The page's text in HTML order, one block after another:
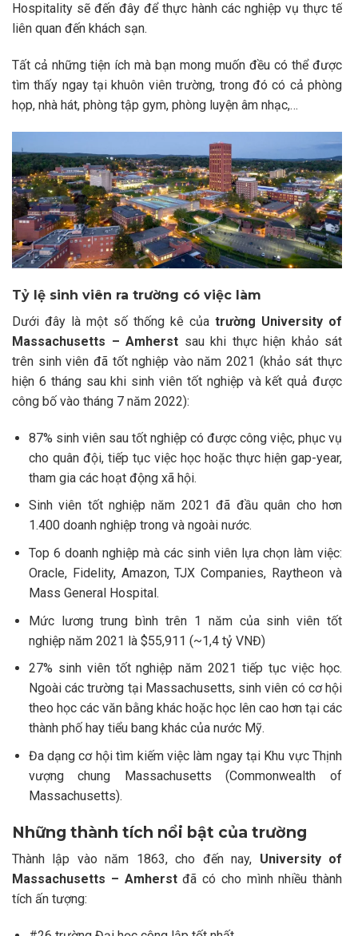
Hospitality sẽ đến đây để thực hành các nghiệp vụ thực tế
liên quan đến khách sạn.
Tất cả những tiện ích mà bạn mong muốn đều có thể được
tìm thấy ngay tại khuôn viên trường, trong đó có cả phòng
họp, nhà hát, phòng tập gym, phòng luyện âm nhạc,…
Tỷ lệ sinh viên ra trường có việc làm
Dưới đây là một số thống kê của trường University of
Massachusetts – Amherst sau khi thực hiện khảo sát
trên sinh viên đã tốt nghiệp vào năm 2021 (khảo sát thực
hiện 6 tháng sau khi sinh viên tốt nghiệp và kết quả được
công bố vào tháng 7 năm 2022):
87% sinh viên sau tốt nghiệp có được công việc, phục vụ
cho quân đội, tiếp tục việc học hoặc thực hiện gap-year,
tham gia các hoạt động xã hội.
Sinh viên tốt nghiệp năm 2021 đã đầu quân cho hơn
1.400 doanh nghiệp trong và ngoài nước.
Top 6 doanh nghiệp mà các sinh viên lựa chọn làm việc:
Oracle, Fidelity, Amazon, TJX Companies, Raytheon và
Mass General Hospital.
Mức lương trung bình trên 1 năm của sinh viên tốt
nghiệp năm 2021 là $55,911 (~1,4 tỷ VNĐ)
27% sinh viên tốt nghiệp năm 2021 tiếp tục việc học.
Ngoài các trường tại Massachusetts, sinh viên có cơ hội
theo học các văn bằng khác hoặc học lên cao hơn tại các
thành phố hay tiểu bang khác của nước Mỹ.
Đa dạng cơ hội tìm kiếm việc làm ngay tại Khu vực Thịnh
vượng chung Massachusetts (Commonwealth of
Massachusetts).
Những thành tích nổi bật của trường
Thành lập vào năm 1863, cho đến nay, University of
Massachusetts – Amherstđã có cho mình nhiều thành
tích ấn tượng: